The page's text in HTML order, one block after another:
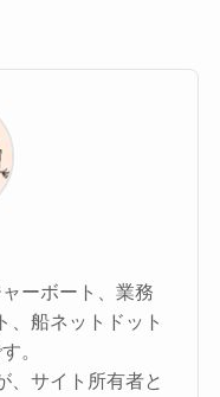
ーボート、業務
、船ネットドット
。
、サイト所有者と